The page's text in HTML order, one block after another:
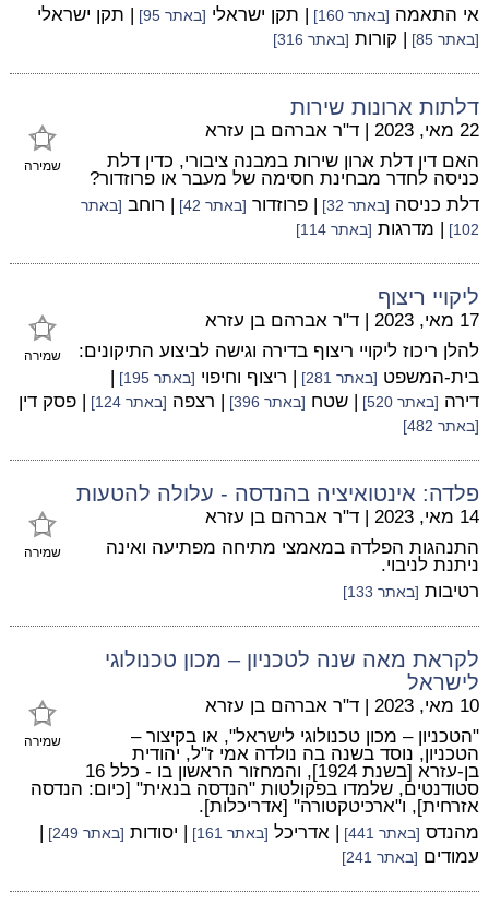
אי התאמה [באתר 160] | תקן ישראלי [באתר 95] | תקן ישראלי
[באתר 85] | קורות [באתר 316]
דלתות ארונות שירות
שמירה
22 מאי, 2023 | ד"ר אברהם בן עזרא
האם דין דלת ארון שירות במבנה ציבורי, כדין דלת
כניסה לחדר מבחינת חסימה של מעבר או פרוזדור?
דלת כניסה [באתר 32] | פרוזדור [באתר 42] | רוחב [באתר
102]
| מדרגות [באתר 114]
ליקויי ריצוף
שמירה
17 מאי, 2023 | ד"ר אברהם בן עזרא
להלן ריכוז ליקויי ריצוף בדירה וגישה לביצוע התיקונים:
בית-המשפט [באתר 281] | ריצוף וחיפוי [באתר 195]
|
דירה [באתר 520] | שטח [באתר 396] | רצפה [באתר 124] | פסק דין
[באתר 482]
פלדה: אינטואיציה בהנדסה - עלולה להטעות
שמירה
14 מאי, 2023 | ד"ר אברהם בן עזרא
התנהגות הפלדה במאמצי מתיחה מפתיעה ואינה
ניתנת לניבוי.
רטיבות [באתר 133]
לקראת מאה שנה לטכניון – מכון טכנולוגי
לישראל
שמירה
10 מאי, 2023 | ד"ר אברהם בן עזרא
"הטכניון – מכון טכנולוגי לישראל", או בקיצור –
הטכניון, נוסד בשנה בה נולדה אמי ז"ל, יהודית
בן-עזרא [בשנת 1924], והמחזור הראשון בו - כלל 16
סטודנטים, שלמדו בפקולטות "הנדסה בנאית" [כיום: הנדסה
אזרחית], ו"ארכיטקטורה" [אדריכלות].
מהנדס [באתר 441] | אדריכל [באתר 161] | יסודות [באתר 249]
|
עמודים [באתר 241]